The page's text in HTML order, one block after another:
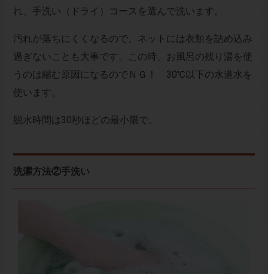
れ、手洗い（ドライ）コースを選んで洗います。
汚れが落ちにくくなるので、ネットには衣類を詰め込み
過ぎないことも大事です。この時、お風呂の残り湯を使
うのは縮む原因になるのでＮＧ！ 30℃以下の水道水を
使います。
脱水時間は30秒ほどの最小限で。
洗濯方法②手洗い